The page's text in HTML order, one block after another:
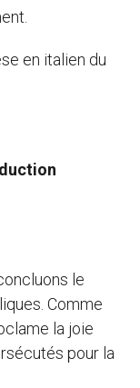
en italien du
le
Comme
la joie
pour la